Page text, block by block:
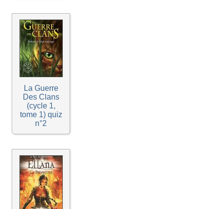
La Guerre
Des Clans
(cycle 1,
tome 1) quiz
n°2